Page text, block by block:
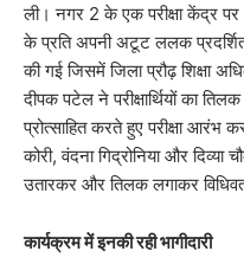
ली। नगर 2 के एक परीक्षा केंद्र पर
के प्रति अपनी अटूट ललक
की गई जिसमें जिला प्रौढ़ शिक्षा
दीपक पटेल ने परीक्षार्थियों का
प्रोत्साहित करते हुए परीक्षा आरंभ
कोरी, वंदना गिद्रोनिया और
उतारकर और तिलक लगाकर विधिवत
कार्यक्रम में इनकी रही भागीदारी